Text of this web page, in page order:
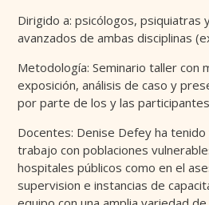
Dirigido a: psicólogos, psiquiatras
avanzados de ambas disciplinas
Metodología: Seminario taller con
exposición, análisis de caso y
por parte de los y las
Docentes: Denise Defey ha
trabajo con poblaciones
hospitales públicos como en el
supervision e instancias de